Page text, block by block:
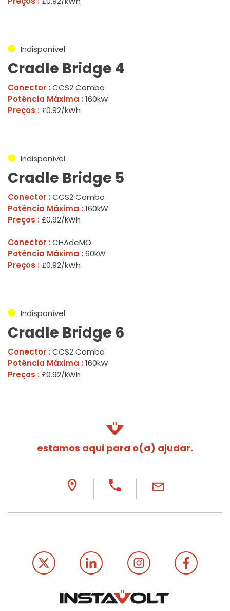
Indisponível
Cradle Bridge 4
Conector : CCS2 Combo
Potência Máxima : 160kW
Preços : £0.92/kWh
Indisponível
Cradle Bridge 5
Conector : CCS2 Combo
Potência Máxima : 160kW
Preços : £0.92/kWh
Conector : CHAdeMO
Potência Máxima : 60kW
Preços : £0.92/kWh
Indisponível
Cradle Bridge 6
Conector : CCS2 Combo
Potência Máxima : 160kW
Preços : £0.92/kWh
estamos aqui para o(a) ajudar.